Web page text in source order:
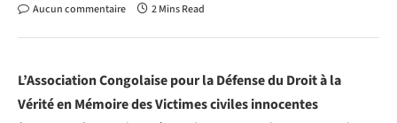
Aucun commentaire
2 Mins Read
L’Association Congolaise pour la Défense du Droit à la
Vérité en Mémoire des Victimes civiles innocentes